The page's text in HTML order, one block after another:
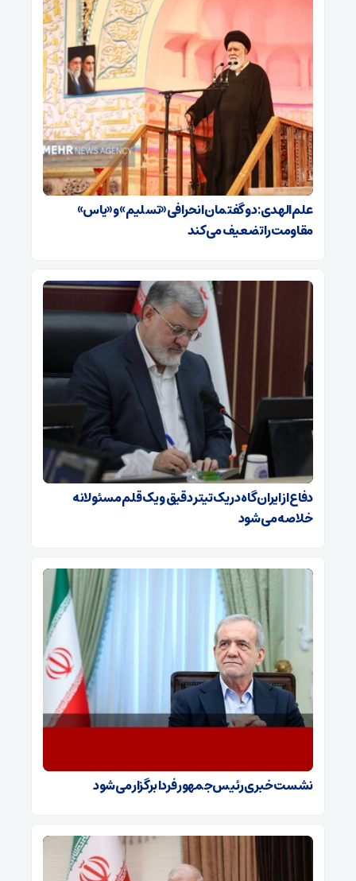
علم‌الهدی: دو گفتمان انحرافی «تسلیم» و «یاس»
مقاومت را تضعیف می‌کند
دفاع از ایران گاه در یک تیتر دقیق و یک قلم مسئولانه
خلاصه می شود
نشست خبری رئیس‌جمهور فردا برگزار می‌شود